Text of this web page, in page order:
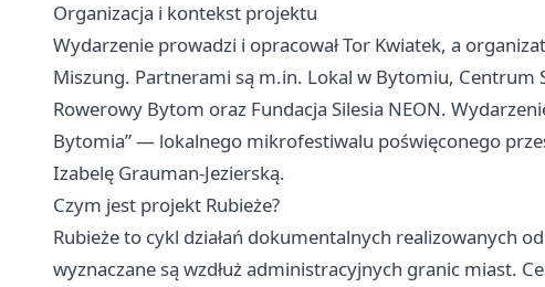
Organizacja i kontekst projektu
Wydarzenie prowadzi i opracował Tor Kwiatek, a
Miszung. Partnerami są m.in. Lokal w Bytomiu, Centrum
Rowerowy Bytom oraz Fundacja Silesia NEON.
Bytomia” — lokalnego mikrofestiwalu poświęconego
Izabelę Grauman-Jezierską.
Czym jest projekt Rubieże?
Rubieże to cykl działań dokumentalnych realizowanych
wyznaczane są wzdłuż administracyjnych granic miast.